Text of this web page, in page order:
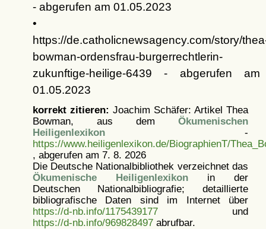
- abgerufen am 01.05.2023
•
https://de.catholicnewsagency.com/story/
bowman-ordensfrau-burgerrechtlerin-
zukunftige-heilige-6439 - abgerufen am
01.05.2023
korrekt zitieren: Joachim Schäfer: ArtikelThea
Bowman, aus dem Ökumenischen
Heiligenlexikon-
https://www.heiligenlexikon.de/BiographienT/
, abgerufen am 7. 8. 2026
Die Deutsche Nationalbibliothek verzeichnet das
Ökumenische Heiligenlexikonin der
Deutschen Nationalbibliografie; detaillierte
bibliografische Daten sind im Internet über
https://d-nb.info/1175439177und
https://d-nb.info/969828497abrufbar.